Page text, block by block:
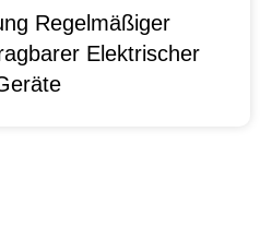
Regelmäßiger
Elektrischer